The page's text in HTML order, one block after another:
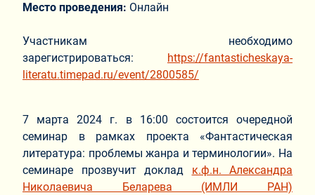
Место проведения: Онлайн
Участникам необходимо
зарегистрироваться: https://fantasticheskaya-
literatu.timepad.ru/event/2800585/
7 марта 2024 г. в 16:00 состоится очередной
семинар в рамках проекта «Фантастическая
литература: проблемы жанра и терминологии». На
семинаре прозвучит доклад к.ф.н. Александра
Николаевича Беларева (ИМЛИ РАН)